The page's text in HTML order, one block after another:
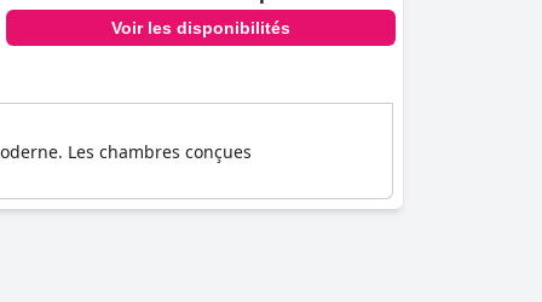
Voir les disponibilités
Les chambres conçues